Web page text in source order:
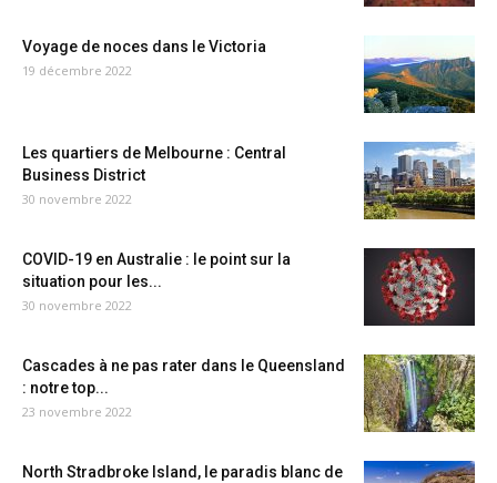
Voyage de noces dans le Victoria
19 décembre 2022
Les quartiers de Melbourne : Central
Business District
30 novembre 2022
COVID-19 en Australie : le point sur la
situation pour les...
30 novembre 2022
Cascades à ne pas rater dans le Queensland
: notre top...
23 novembre 2022
North Stradbroke Island, le paradis blanc de